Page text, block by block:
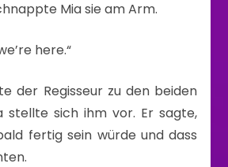
Mia sie am Arm.
here.“
der Regisseur zu den beiden
stellte sich ihm vor. Er sagte,
fertig sein würde und dass